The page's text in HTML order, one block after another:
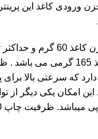
حداقل کشش وزن کاغذ 60
که سرعتی بالا برای
امکان یکی دیگر از